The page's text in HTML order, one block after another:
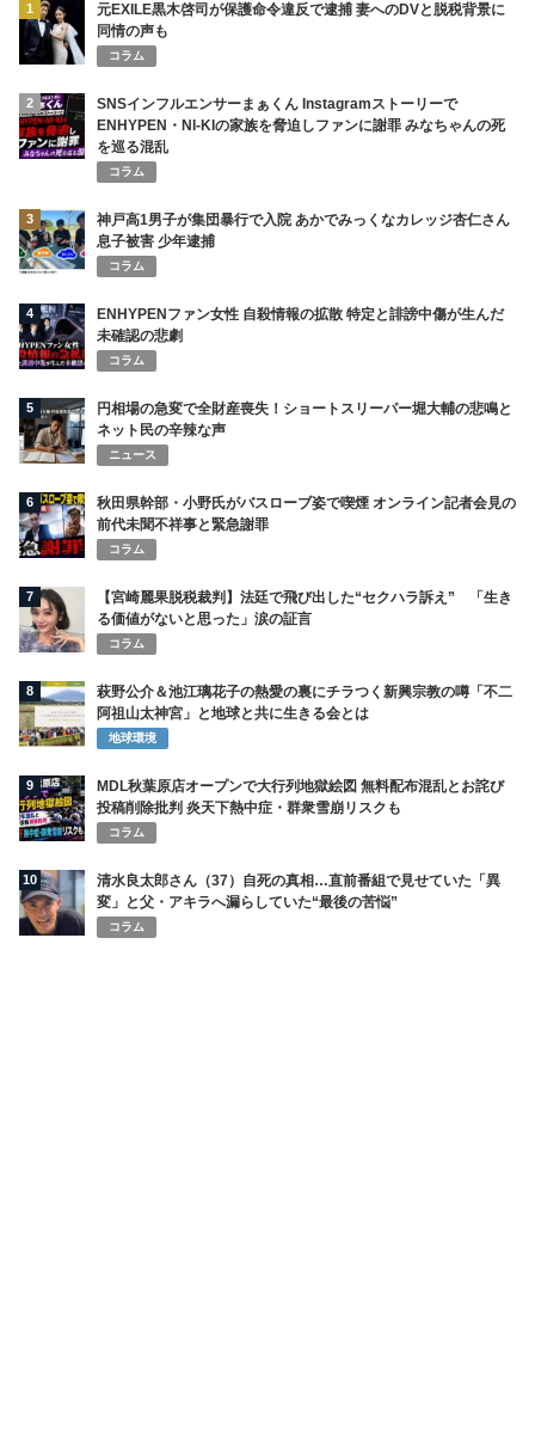
1
元EXILE黒木啓司が保護命令違反で逮捕 妻へのDVと脱税背景に
同情の声も
コラム
2
SNSインフルエンサーまぁくん Instagramストーリーで
ENHYPEN・NI-KIの家族を脅迫しファンに謝罪 みなちゃんの死
を巡る混乱
コラム
3
神戸高1男子が集団暴行で入院 あかでみっくなカレッジ杏仁さん
息子被害 少年逮捕
コラム
4
ENHYPENファン女性 自殺情報の拡散 特定と誹謗中傷が生んだ
未確認の悲劇
コラム
5
円相場の急変で全財産喪失！ショートスリーパー堀大輔の悲鳴と
ネット民の辛辣な声
ニュース
6
秋田県幹部・小野氏がバスローブ姿で喫煙 オンライン記者会見の
前代未聞不祥事と緊急謝罪
コラム
7
【宮崎麗果脱税裁判】法廷で飛び出した“セクハラ訴え” 「生き
る価値がないと思った」涙の証言
コラム
8
萩野公介＆池江璃花子の熱愛の裏にチラつく新興宗教の噂「不二
阿祖山太神宮」と地球と共に生きる会とは
地球環境
9
MDL秋葉原店オープンで大行列地獄絵図 無料配布混乱とお詫び
投稿削除批判 炎天下熱中症・群衆雪崩リスクも
コラム
10
清水良太郎さん（37）自死の真相…直前番組で見せていた「異
変」と父・アキラへ漏らしていた“最後の苦悩”
コラム